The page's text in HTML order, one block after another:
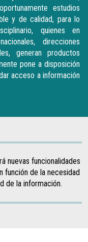
estudios
y de calidad, para lo
quienes en
direcciones
generan productos
pone a disposición
acceso a información
nuevas funcionalidades
función de la necesidad
de la información.